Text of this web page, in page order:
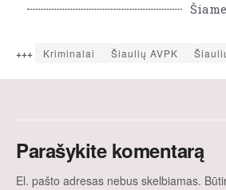
+++ Kriminalai Šiaulių AVPK
Parašykite komentarą
El. pašto adresas nebus skelbiamas.